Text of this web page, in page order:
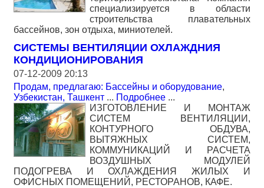
специализируется в области
строительства плавательных
бассейнов, зон отдыха, миниотелей.
СИСТЕМЫ ВЕНТИЛЯЦИИ ОХЛАЖДНИЯ
КОНДИЦИОНИРОВАНИЯ
07-12-2009 20:13
Продам, предлагаю: Бассейны и оборудование,
Узбекистан, Ташкент ... Подробнее ...
ИЗГОТОВЛЕНИЕ И МОНТАЖ
СИСТЕМ ВЕНТИЛЯЦИИ,
КОНТУРНОГО ОБДУВА,
ВЫТЯЖНЫХ СИСТЕМ,
КОММУНИКАЦИЙ И РАСЧЕТА
ВОЗДУШНЫХ МОДУЛЕЙ
ПОДОГРЕВА И ОХЛАЖДЕНИЯ ЖИЛЫХ И
ОФИСНЫХ ПОМЕЩЕНИЙ, РЕСТОРАНОВ, КАФЕ.